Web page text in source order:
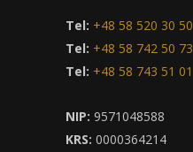
Tel: +48 58 520 30 50
Tel: +48 58 742 50 73
Tel: +48 58 743 51 01
NIP: 9571048588
KRS: 0000364214